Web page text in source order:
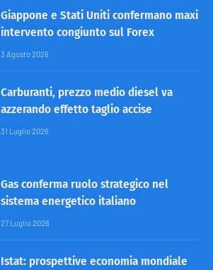
Giappone e Stati Uniti confermano maxi
intervento congiunto sul Forex
3 Agosto 2026
Carburanti, prezzo medio diesel va
azzerando effetto taglio accise
31 Luglio 2026
Gas conferma ruolo strategico nel
sistema energetico italiano
27 Luglio 2026
Istat: prospettive economia mondiale